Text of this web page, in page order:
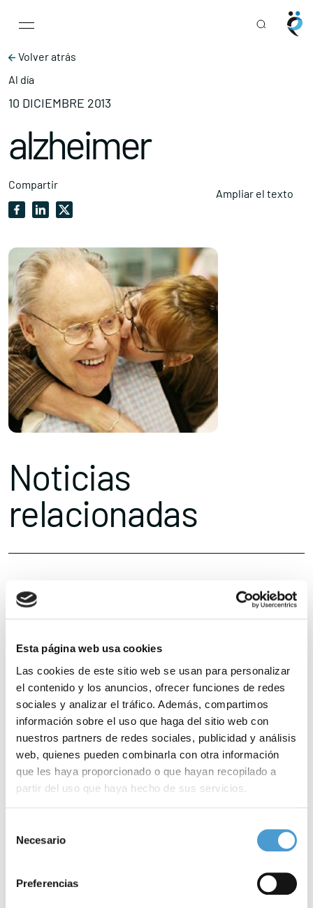
Esta página web usa cookies
Las cookies de este sitio web se usan para personalizar
el contenido y los anuncios, ofrecer funciones de redes
sociales y analizar el tráfico. Además, compartimos
información sobre el uso que haga del sitio web con
nuestros partners de redes sociales, publicidad y análisis
web, quienes pueden combinarla con otra información
que les haya proporcionado o que hayan recopilado a
partir del uso que haya hecho de sus servicios.
de cookies
Necesario
Preferencias
Main Navigation
Volver atrás
Al día
10 DICIEMBRE 2013
alzheimer
Compartir
Ampliar el texto
Noticias
relacionadas
10 DICIEMBRE, 2013 DE INTERÉS